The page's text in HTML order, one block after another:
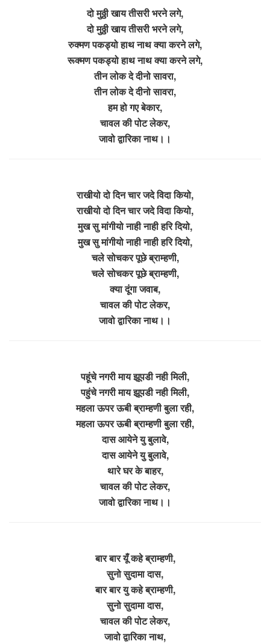
दो मुठ्ठी खाय तीसरी भरने लगे,
दो मुठ्ठी खाय तीसरी भरने लगे,
रुक्मण पकड्यो हाथ नाथ क्या करने लगे,
रूक्मण पकड्यो हाथ नाथ क्या करने लगे,
तीन लोक दे दीनो सावरा,
तीन लोक दे दीनो सावरा,
हम हो गए बेकार,
चावल की पोट लेकर,
जावो द्वारिका नाथ।।
राखीयो दो दिन चार जदे विदा कियो,
राखीयो दो दिन चार जदे विदा कियो,
मुख सु मांगीयो नाही नाही हरि दियो,
मुख सु मांगीयो नाही नाही हरि दियो,
चले सोचकर पूछे ब्राम्हणी,
चले सोचकर पूछे ब्राम्हणी,
क्या दूंगा जवाब,
चावल की पोट लेकर,
जावो द्वारिका नाथ।।
पहूंचे नगरी माय झूपडी नही मिली,
पहुंचे नगरी माय झूपडी नही मिली,
महला ऊपर ऊबी ब्राम्हणी बुला रही,
महला ऊपर ऊबी ब्राम्हणी बुला रही,
दास आयेने यु बुलावे,
दास आयेने यु बुलावे,
थारे घर के बाहर,
चावल की पोट लेकर,
जावो द्वारिका नाथ।।
बार बार यूँ कहे ब्राम्हणी,
सुनो सुदामा दास,
बार बार यु कहे ब्राम्हणी,
सुनो सुदामा दास,
चावल की पोट लेकर,
जावो द्वारिका नाथ,